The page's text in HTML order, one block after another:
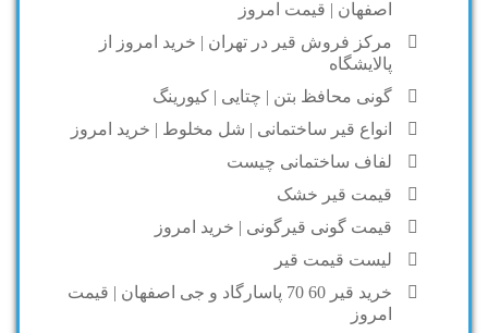
اصفهان | قیمت امروز
مرکز فروش قیر در تهران | خرید امروز از
پالایشگاه
گونی محافظ بتن | چتایی | کیورینگ
انواع قیر ساختمانی | شل مخلوط | خرید امروز
لفاف ساختمانی چیست
قیمت قیر خشک
قیمت گونی قیرگونی | خرید امروز
لیست قیمت قیر
خرید قیر 60 70 پاسارگاد و جی اصفهان | قیمت
امروز